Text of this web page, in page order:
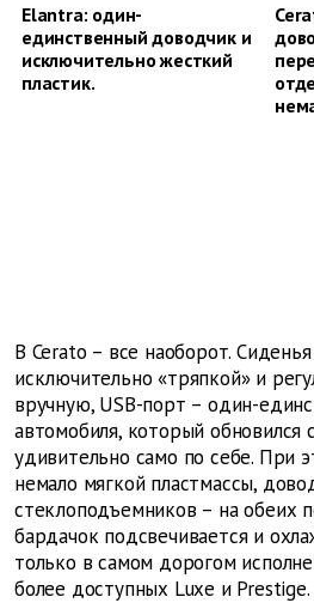
Elantra: один-
единственный доводчик и
исключительно жесткий
пластик.
В Cerato – все наоборот.
исключительно «тряпкой» и
вручную, USB-порт – один-
автомобиля, который обновился
удивительно само по себе. При
немало мягкой пластмассы,
стеклоподъемников – на обеих
бардачок подсвечивается и
только в самом дорогом
более доступных Luxe и Prestige.